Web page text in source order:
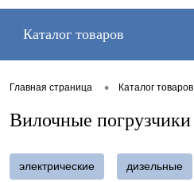
Каталог товаров
Главная страница • Каталог товаров
Вилочные погрузчики
электрические дизельные